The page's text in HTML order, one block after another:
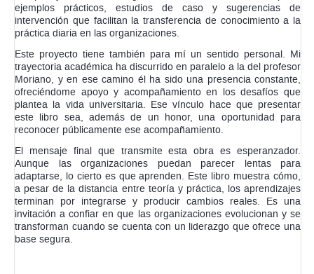
ejemplos prácticos, estudios de caso y sugerencias de
intervención que facilitan la transferencia de conocimiento a la
práctica diaria en las organizaciones.
Este proyecto tiene también para mí un sentido personal. Mi
trayectoria académica ha discurrido en paralelo a la del profesor
Moriano, y en ese camino él ha sido una presencia constante,
ofreciéndome apoyo y acompañamiento en los desafíos que
plantea la vida universitaria. Ese vínculo hace que presentar
este libro sea, además de un honor, una oportunidad para
reconocer públicamente ese acompañamiento.
El mensaje final que transmite esta obra es esperanzador.
Aunque las organizaciones puedan parecer lentas para
adaptarse, lo cierto es que aprenden. Este libro muestra cómo,
a pesar de la distancia entre teoría y práctica, los aprendizajes
terminan por integrarse y producir cambios reales. Es una
invitación a confiar en que las organizaciones evolucionan y se
transforman cuando se cuenta con un liderazgo que ofrece una
base segura.